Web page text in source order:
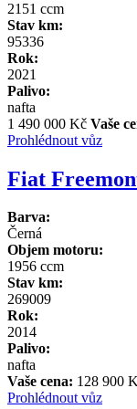
2151 ccm
Stav km:
95336
Rok:
2021
Palivo:
nafta
1 490 000 Kč Vaše
Prohlédnout vůz
Fiat
Barva:
Černá
Objem motoru:
1956 ccm
Stav km:
269009
Rok:
2014
Palivo:
nafta
Vaše cena: 128 900
Prohlédnout vůz